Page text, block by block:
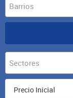
Barrios
Sectores